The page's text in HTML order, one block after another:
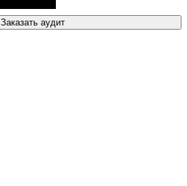
Заказать аудит